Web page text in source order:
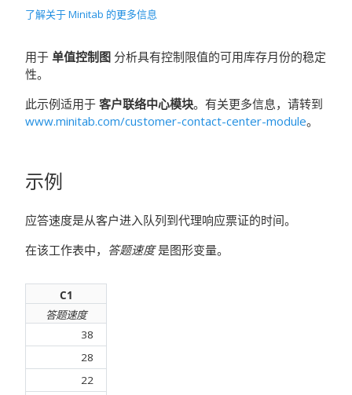
了解关于 Minitab 的更多信息
用于 单值控制图 分析具有控制限值的可用库存月份的稳定
性。
此示例适用于 客户联络中心模块。有关更多信息，请转到
www.minitab.com/customer-contact-center-module。
示例
应答速度是从客户进入队列到代理响应票证的时间。
在该工作表中， 答题速度是图形变量。
C1
答题速度
38
28
22